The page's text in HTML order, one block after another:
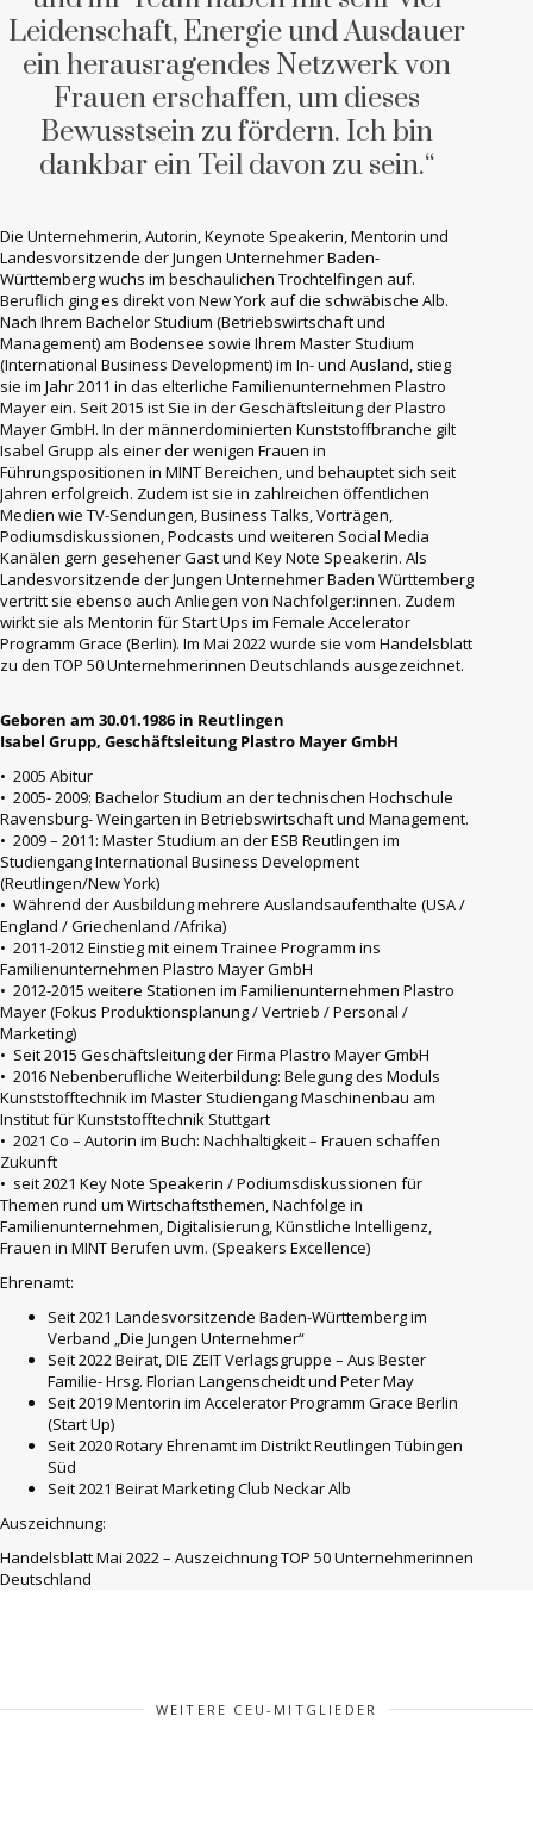
Leidenschaft, Energie und Ausdauer
ein herausragendes Netzwerk von
Frauen erschaffen, um dieses
Bewusstsein zu fördern. Ich bin
dankbar ein Teil davon zu sein.“
Die Unternehmerin, Autorin, Keynote Speakerin, Mentorin und
Landesvorsitzende der Jungen Unternehmer Baden-
Württemberg wuchs im beschaulichen Trochtelfingen auf.
Beruflich ging es direkt von New York auf die schwäbische Alb.
Nach Ihrem Bachelor Studium (Betriebswirtschaft und
Management) am Bodensee sowie Ihrem Master Studium
(International Business Development) im In- und Ausland, stieg
sie im Jahr 2011 in das elterliche Familienunternehmen Plastro
Mayer ein. Seit 2015 ist Sie in der Geschäftsleitung der Plastro
Mayer GmbH. In der männerdominierten Kunststoffbranche gilt
Isabel Grupp als einer der wenigen Frauen in
Führungspositionen in MINT Bereichen, und behauptet sich seit
Jahren erfolgreich. Zudem ist sie in zahlreichen öffentlichen
Medien wie TV-Sendungen, Business Talks, Vorträgen,
Podiumsdiskussionen, Podcasts und weiteren Social Media
Kanälen gern gesehener Gast und Key Note Speakerin. Als
Landesvorsitzende der Jungen Unternehmer Baden Württemberg
vertritt sie ebenso auch Anliegen von Nachfolger:innen. Zudem
wirkt sie als Mentorin für Start Ups im Female Accelerator
Programm Grace (Berlin). Im Mai 2022 wurde sie vom Handelsblatt
zu den TOP 50 Unternehmerinnen Deutschlands ausgezeichnet.
Geboren am 30.01.1986 in Reutlingen
Isabel Grupp, Geschäftsleitung Plastro Mayer GmbH
• 2005 Abitur
• 2005- 2009: Bachelor Studium an der technischen Hochschule
Ravensburg- Weingarten in Betriebswirtschaft und Management.
• 2009 – 2011: Master Studium an der ESB Reutlingen im
Studiengang International Business Development
(Reutlingen/New York)
• Während der Ausbildung mehrere Auslandsaufenthalte (USA /
England / Griechenland /Afrika)
• 2011-2012 Einstieg mit einem Trainee Programm ins
Familienunternehmen Plastro Mayer GmbH
• 2012-2015 weitere Stationen im Familienunternehmen Plastro
Mayer (Fokus Produktionsplanung / Vertrieb / Personal /
Marketing)
• Seit 2015 Geschäftsleitung der Firma Plastro Mayer GmbH
• 2016 Nebenberufliche Weiterbildung: Belegung des Moduls
Kunststofftechnik im Master Studiengang Maschinenbau am
Institut für Kunststofftechnik Stuttgart
• 2021 Co – Autorin im Buch: Nachhaltigkeit – Frauen schaffen
Zukunft
• seit 2021 Key Note Speakerin / Podiumsdiskussionen für
Themen rund um Wirtschaftsthemen, Nachfolge in
Familienunternehmen, Digitalisierung, Künstliche Intelligenz,
Frauen in MINT Berufen uvm. (Speakers Excellence)
Ehrenamt:
Seit 2021 Landesvorsitzende Baden-Württemberg im
Verband „Die Jungen Unternehmer“
Seit 2022 Beirat, DIE ZEIT Verlagsgruppe – Aus Bester
Familie- Hrsg. Florian Langenscheidt und Peter May
Seit 2019 Mentorin im Accelerator Programm Grace Berlin
(Start Up)
Seit 2020 Rotary Ehrenamt im Distrikt Reutlingen Tübingen
Süd
Seit 2021 Beirat Marketing Club Neckar Alb
Auszeichnung:
Handelsblatt Mai 2022 – Auszeichnung TOP 50 Unternehmerinnen
Deutschland
WEITERE CEU-MITGLIEDER